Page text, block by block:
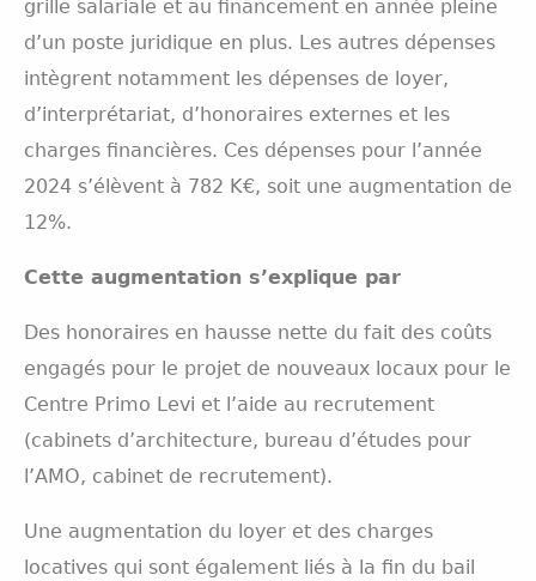
grille salariale et au financement en année pleine
d’un poste juridique en plus. Les autres dépenses
intègrent notamment les dépenses de loyer,
d’interprétariat, d’honoraires externes et les
charges financières. Ces dépenses pour l’année
2024 s’élèvent à 782 K€, soit une augmentation de
12%.
Cette augmentation s’explique par
Des honoraires en hausse nette du fait des coûts
engagés pour le projet de nouveaux locaux pour le
Centre Primo Levi et l’aide au recrutement
(cabinets d’architecture, bureau d’études pour
l’AMO, cabinet de recrutement).
Une augmentation du loyer et des charges
locatives qui sont également liés à la fin du bail